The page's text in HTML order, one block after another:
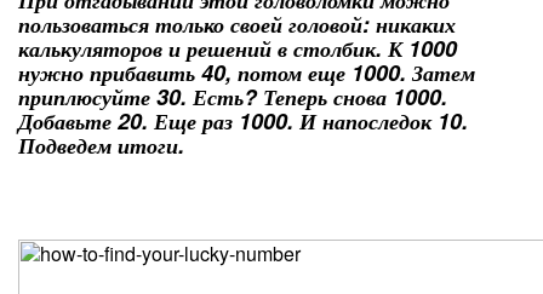
пользоваться только своей головой: никаких
калькуляторов и решений в столбик. К 1000
нужно прибавить 40, потом еще 1000. Затем
приплюсуйте 30. Есть? Теперь снова 1000.
Добавьте 20. Еще раз 1000. И напоследок 10.
Подведем итоги.